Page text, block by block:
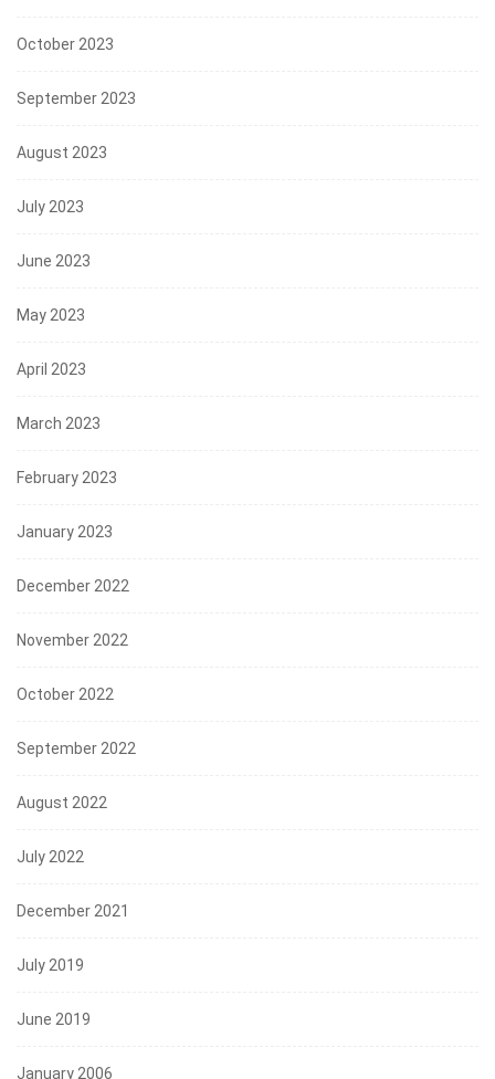
October 2023
September 2023
August 2023
July 2023
June 2023
May 2023
April 2023
March 2023
February 2023
January 2023
December 2022
November 2022
October 2022
September 2022
August 2022
July 2022
December 2021
July 2019
June 2019
January 2006